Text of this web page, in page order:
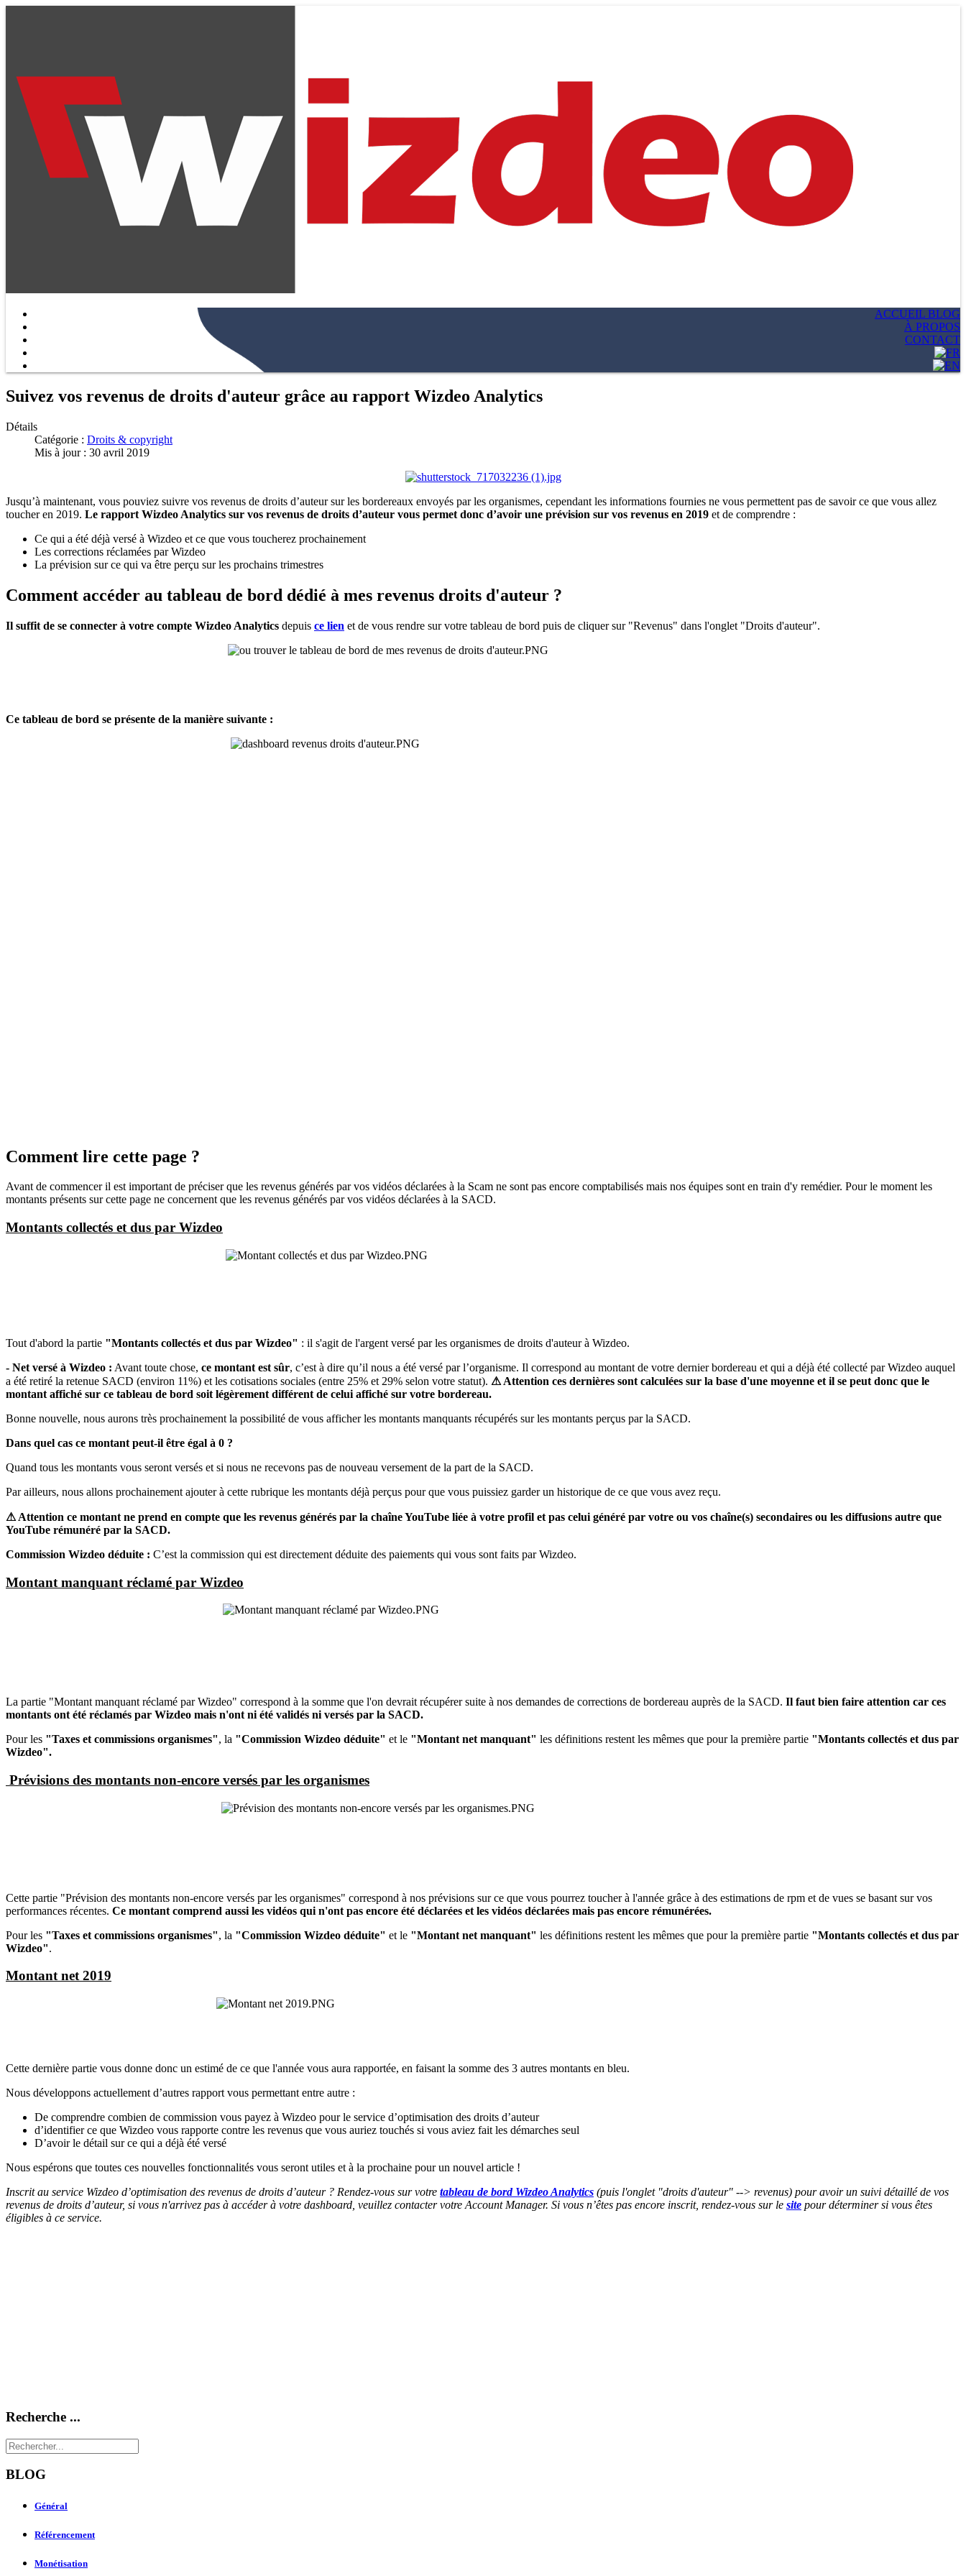
ACCUEIL BLOG
À PROPOS
CONTACT
Suivez vos revenus de droits d'auteur grâce au rapport Wizdeo Analytics
Détails
Catégorie : Droits & copyright
Mis à jour : 30 avril 2019
Jusqu’à maintenant, vous pouviez suivre vos revenus de droits d’auteur sur les bordereaux envoyés par les organismes, cependant les informations fournies ne vous permettent pas de savoir ce que vous allez
toucher en 2019. Le rapport Wizdeo Analytics sur vos revenus de droits d’auteur vous permet donc d’avoir une prévision sur vos revenus en 2019 et de comprendre :
Ce qui a été déjà versé à Wizdeo et ce que vous toucherez prochainement
Les corrections réclamées par Wizdeo
La prévision sur ce qui va être perçu sur les prochains trimestres
Comment accéder au tableau de bord dédié à mes revenus droits d'auteur ?
Il suffit de se connecter à votre compte Wizdeo Analytics depuis ce lien et de vous rendre sur votre tableau de bord puis de cliquer sur "Revenus" dans l'onglet "Droits d'auteur".
Ce tableau de bord se présente de la manière suivante :
Comment lire cette page ?
Avant de commencer il est important de préciser que les revenus générés par vos vidéos déclarées à la Scam ne sont pas encore comptabilisés mais nos équipes sont en train d'y remédier. Pour le moment les
montants présents sur cette page ne concernent que les revenus générés par vos vidéos déclarées à la SACD.
Montants collectés et dus par Wizdeo
Tout d'abord la partie "Montants collectés et dus par Wizdeo" : il s'agit de l'argent versé par les organismes de droits d'auteur à Wizdeo.
- Net versé à Wizdeo : Avant toute chose, ce montant est sûr, c’est à dire qu’il nous a été versé par l’organisme. Il correspond au montant de votre dernier bordereau et qui a déjà été collecté par Wizdeo auquel
a été retiré la retenue SACD (environ 11%) et les cotisations sociales (entre 25% et 29% selon votre statut). ⚠ Attention ces dernières sont calculées sur la base d'une moyenne et il se peut donc que le
montant affiché sur ce tableau de bord soit légèrement différent de celui affiché sur votre bordereau.
Bonne nouvelle, nous aurons très prochainement la possibilité de vous afficher les montants manquants récupérés sur les montants perçus par la SACD.
Dans quel cas ce montant peut-il être égal à 0 ?
Quand tous les montants vous seront versés et si nous ne recevons pas de nouveau versement de la part de la SACD.
Par ailleurs, nous allons prochainement ajouter à cette rubrique les montants déjà perçus pour que vous puissiez garder un historique de ce que vous avez reçu.
⚠ Attention ce montant ne prend en compte que les revenus générés par la chaîne YouTube liée à votre profil et pas celui généré par votre ou vos chaîne(s) secondaires ou les diffusions autre que
YouTube rémunéré par la SACD.
Commission Wizdeo déduite : C’est la commission qui est directement déduite des paiements qui vous sont faits par Wizdeo.
Montant manquant réclamé par Wizdeo
La partie "Montant manquant réclamé par Wizdeo" correspond à la somme que l'on devrait récupérer suite à nos demandes de corrections de bordereau auprès de la SACD. Il faut bien faire attention car ces
montants ont été réclamés par Wizdeo mais n'ont ni été validés ni versés par la SACD.
Pour les "Taxes et commissions organismes", la "Commission Wizdeo déduite" et le "Montant net manquant" les définitions restent les mêmes que pour la première partie "Montants collectés et dus par
Wizdeo".
Prévisions des montants non-encore versés par les organismes
Cette partie "Prévision des montants non-encore versés par les organismes" correspond à nos prévisions sur ce que vous pourrez toucher à l'année grâce à des estimations de rpm et de vues se basant sur vos
performances récentes. Ce montant comprend aussi les vidéos qui n'ont pas encore été déclarées et les vidéos déclarées mais pas encore rémunérées.
Pour les "Taxes et commissions organismes", la "Commission Wizdeo déduite" et le "Montant net manquant" les définitions restent les mêmes que pour la première partie "Montants collectés et dus par
Wizdeo".
Montant net 2019
Cette dernière partie vous donne donc un estimé de ce que l'année vous aura rapportée, en faisant la somme des 3 autres montants en bleu.
Nous développons actuellement d’autres rapport vous permettant entre autre :
De comprendre combien de commission vous payez à Wizdeo pour le service d’optimisation des droits d’auteur
d’identifier ce que Wizdeo vous rapporte contre les revenus que vous auriez touchés si vous aviez fait les démarches seul
D’avoir le détail sur ce qui a déjà été versé
Nous espérons que toutes ces nouvelles fonctionnalités vous seront utiles et à la prochaine pour un nouvel article !
Inscrit au service Wizdeo d’optimisation des revenus de droits d’auteur ? Rendez-vous sur votre tableau de bord Wizdeo Analytics (puis l'onglet "droits d'auteur" --> revenus) pour avoir un suivi détaillé de vos
revenus de droits d’auteur, si vous n'arrivez pas à accéder à votre dashboard, veuillez contacter votre Account Manager. Si vous n’êtes pas encore inscrit, rendez-vous sur le site pour déterminer si vous êtes
éligibles à ce service.
Recherche ...
BLOG
Général
Référencement
Monétisation